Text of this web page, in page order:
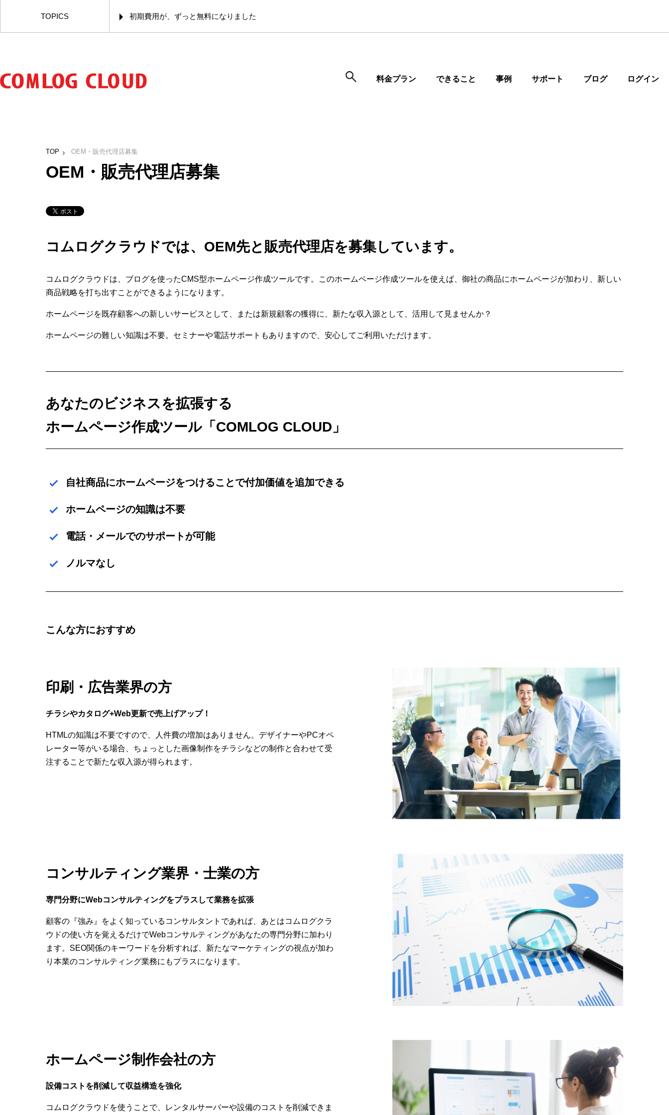
TOPICS 初期費用が、ずっと無料になりました
料金プラン できること 事例 サポート ブログ ログイン
TOP OEM・販売代理店募集
OEM・販売代理店募集
コムログクラウドでは、OEM先と販売代理店を募集しています。
コムログクラウドは、ブログを使ったCMS型ホームページ作成ツールです。このホームページ作成ツールを使えば、御社の商品にホームページが加わり、新しい
商品戦略を打ち出すことができるようになります。
ホームページを既存顧客への新しいサービスとして、または新規顧客の獲得に、新たな収入源として、活用して見ませんか？
ホームページの難しい知識は不要。セミナーや電話サポートもありますので、安心してご利用いただけます。
あなたのビジネスを拡張する
ホームページ作成ツール「COMLOG CLOUD」
自社商品にホームページをつけることで付加価値を追加できる
ホームページの知識は不要
電話・メールでのサポートが可能
ノルマなし
こんな方におすすめ
印刷・広告業界の方
チラシやカタログ+Web更新で売上げアップ！
HTMLの知識は不要ですので、人件費の増加はありません。デザイナーやPCオペ
レーター等がいる場合、ちょっとした画像制作をチラシなどの制作と合わせて受
注することで新たな収入源が得られます。
コンサルティング業界・士業の方
専門分野にWebコンサルティングをプラスして業務を拡張
顧客の『強み』をよく知っているコンサルタントであれば、あとはコムログクラ
ウドの使い方を覚えるだけでWebコンサルティングがあなたの専門分野に加わり
ます。SEO関係のキーワードを分析すれば、新たなマーケティングの視点が加わ
り本業のコンサルティング業務にもプラスになります。
ホームページ制作会社の方
設備コストを削減して収益構造を強化
コムログクラウドを使うことで、レンタルサーバーや設備のコストを削減できま